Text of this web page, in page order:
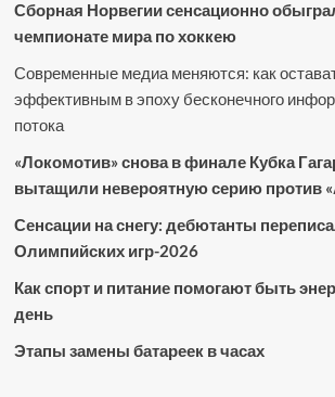
Сборная Норвегии сенсационно
чемпионате мира по хоккею
Современные медиа меняются: как
эффективным в эпоху бесконечного
потока
«Локомотив» снова в финале Кубка
вытащили невероятную серию против
Сенсации на снегу: дебютанты
Олимпийских игр-2026
Как спорт и питание помогают быть
день
Этапы замены батареек в часах